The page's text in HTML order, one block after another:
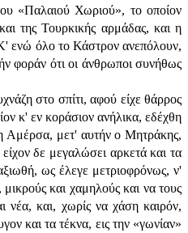
«Παλαιού Χωριού», το οποίον
της Τουρκικής αρμάδας, και η
Κ' ενώ όλο το Κάστρον ανεπόλουν,
φοράν ότι οι άνθρωποι συνήθως
στο σπίτι, αφού είχε θάρρος
κ' εν κοράσιον ανήλικα, εδέχθη
Αμέρσα, μετ' αυτήν ο Μητράκης,
δε μεγαλώσει αρκετά και τα
ως έλεγε μετριοφρόνως, ν'
μικρούς και χαμηλούς και να τους
νέα, και, χωρίς να χάση καιρόν,
και τα τέκνα, εις την «γωνίαν»